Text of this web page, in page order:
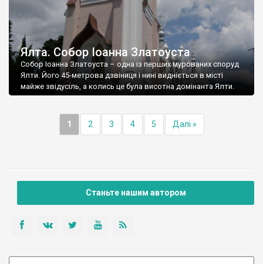
Ялта. Собор Іоанна Златоуста
Собор Іоанна Златоуста – одна із перших мурованих споруд
Ялти. Його 45-метрова дзвіниця і нині видніється в місті
майже звідусіль, а колись це була висотна домінанта Ялти.
1 2 3 4 5 Далі »
Станьте нашим автором